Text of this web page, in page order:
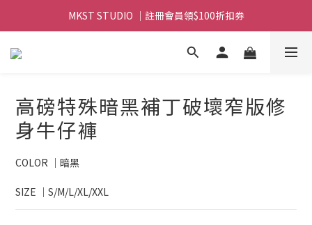
MKST STUDIO ｜ 全店滿$999元 免運
MKST STUDIO ｜註冊會員領$100折扣券
MKST STUDIO ｜ 全店滿$999元 免運
高磅特殊暗黑補丁破壞窄版修
身牛仔褲
COLOR ｜暗黑
SIZE ｜S/M/L/XL/XXL